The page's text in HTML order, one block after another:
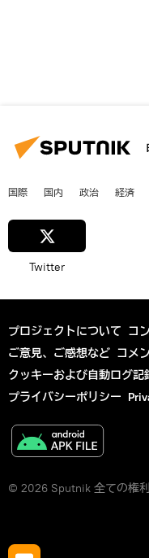
国際 国内 政治 経済
Twitter
プロジェクトについて コ
ご意見、ご感想など コメ
クッキーおよび自動ログ記
プライバシーポリシー
© 2026 Sputnik 全ての権